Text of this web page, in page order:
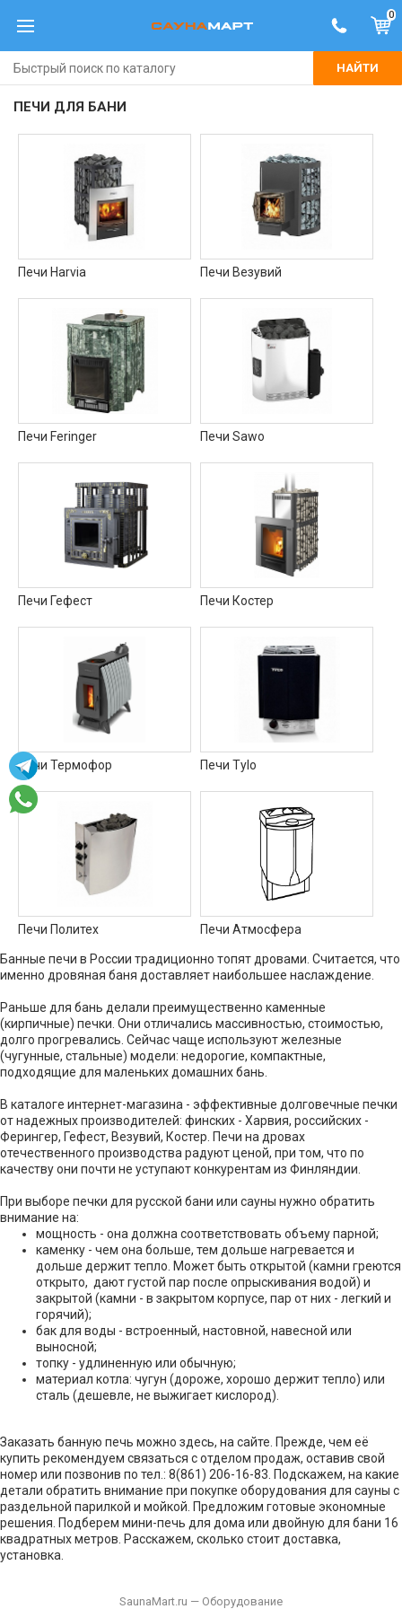
0
НАЙТИ
ПЕЧИ ДЛЯ БАНИ
Печи Harvia Печи Везувий
Печи Feringer Печи Sawo
Печи Гефест Печи Костер
Печи Термофор Печи Tylo
Печи Политех Печи Атмосфера
Банные печи в России традиционно топят дровами. Считается, что
именно дровяная баня доставляет наибольшее наслаждение.
Раньше для бань делали преимущественно каменные
(кирпичные) печки. Они отличались массивностью, стоимостью,
долго прогревались. Сейчас чаще используют железные
(чугунные, стальные) модели: недорогие, компактные,
подходящие для маленьких домашних бань.
В каталоге интернет-магазина - эффективные долговечные печки
от надежных производителей: финских - Харвия, российских -
Ферингер, Гефест, Везувий, Костер. Печи на дровах
отечественного производства радуют ценой, при том, что по
качеству они почти не уступают конкурентам из Финляндии.
При выборе печки для русской бани или сауны нужно обратить
внимание на:
мощность - она должна соответствовать объему парной;
каменку - чем она больше, тем дольше нагревается и
дольше держит тепло. Может быть открытой (камни греются
открыто, дают густой пар после опрыскивания водой) и
закрытой (камни - в закрытом корпусе, пар от них - легкий и
горячий);
бак для воды - встроенный, настовной, навесной или
выносной;
топку - удлиненную или обычную;
материал котла: чугун (дороже, хорошо держит тепло) или
сталь (дешевле, не выжигает кислород).
Заказать банную печь можно здесь, на сайте. Прежде, чем её
купить рекомендуем связаться с отделом продаж, оставив свой
номер или позвонив по тел.: 8(861) 206-16-83. Подскажем, на какие
детали обратить внимание при покупке оборудования для сауны с
раздельной парилкой и мойкой. Предложим готовые экономные
решения. Подберем мини-печь для дома или двойную для бани 16
квадратных метров. Расскажем, сколько стоит доставка,
установка.
SaunaMart.ru — Оборудование